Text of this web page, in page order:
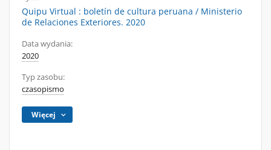
Quipu Virtual : boletín de cultura peruana / Ministerio
de Relaciones Exteriores. 2020
Data wydania:
2020
Typ zasobu:
czasopismo
Więcej